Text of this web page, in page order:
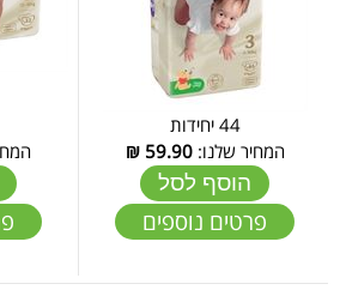
44 יחידות
המחיר שלנו:59.90
₪
הוסף לסל
פרטים נוספים